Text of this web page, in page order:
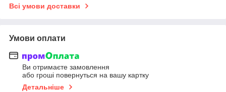
Всі умови доставки
Умови оплати
Ви отримаєте замовлення
або гроші повернуться на вашу картку
Детальніше